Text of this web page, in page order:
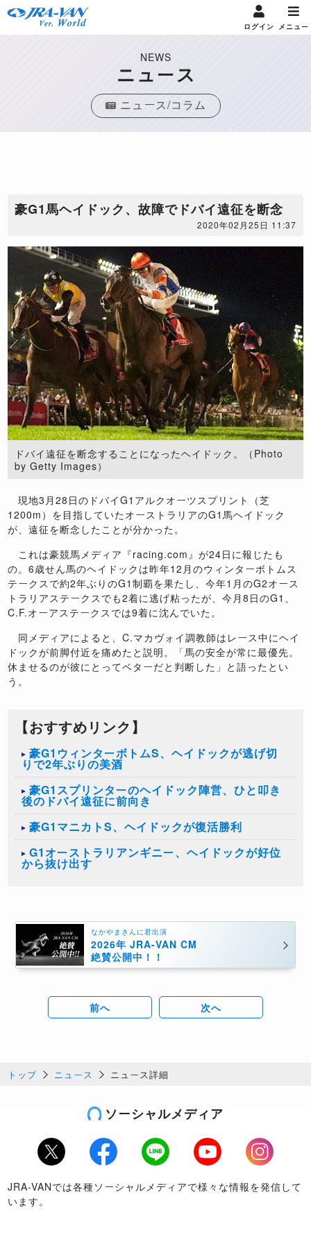
ログイン メニュー
NEWS
ニュース
ニュース/コラム
​豪G1馬ヘイドック、故障でドバイ遠征を断念
2020年02月25日 11:37
ドバイ遠征を断念することになったヘイドック。（Photo
by Getty Images）
現地3月28日のドバイG1アルクオーツスプリント（芝
1200m）を目指していたオーストラリアのG1馬ヘイドック
が、遠征を断念したことが分かった。
これは豪競馬メディア『racing.com』が24日に報じたも
の。6歳せん馬のヘイドックは昨年12月のウィンターボトムス
テークスで約2年ぶりのG1制覇を果たし、今年1月のG2オース
トラリアステークスでも2着に逃げ粘ったが、今月8日のG1、
C.F.オーアステークスでは9着に沈んでいた。
同メディアによると、C.マカヴォイ調教師はレース中にヘイ
ドックが前脚付近を痛めたと説明。「馬の安全が常に最優先。
休ませるのが彼にとってベターだと判断した」と語ったとい
う。
【おすすめリンク】
豪G1ウィンターボトムS、ヘイドックが逃げ切
りで2年ぶりの美酒
豪G1スプリンターのヘイドック陣営、ひと叩き
後のドバイ遠征に前向き
豪G1マニカトS、ヘイドックが復活勝利
G1オーストラリアンギニー、ヘイドックが好位
から抜け出す
なかやまきんに君出演
2026年 JRA-VAN CM
絶賛公開中！！
前へ 次へ
トップ ニュース ニュース詳細
ソーシャルメディア
Twitter Facebook LINE Youtube
Instagram
JRA-VANでは各種ソーシャルメディアで様々な情報を発信して
います。